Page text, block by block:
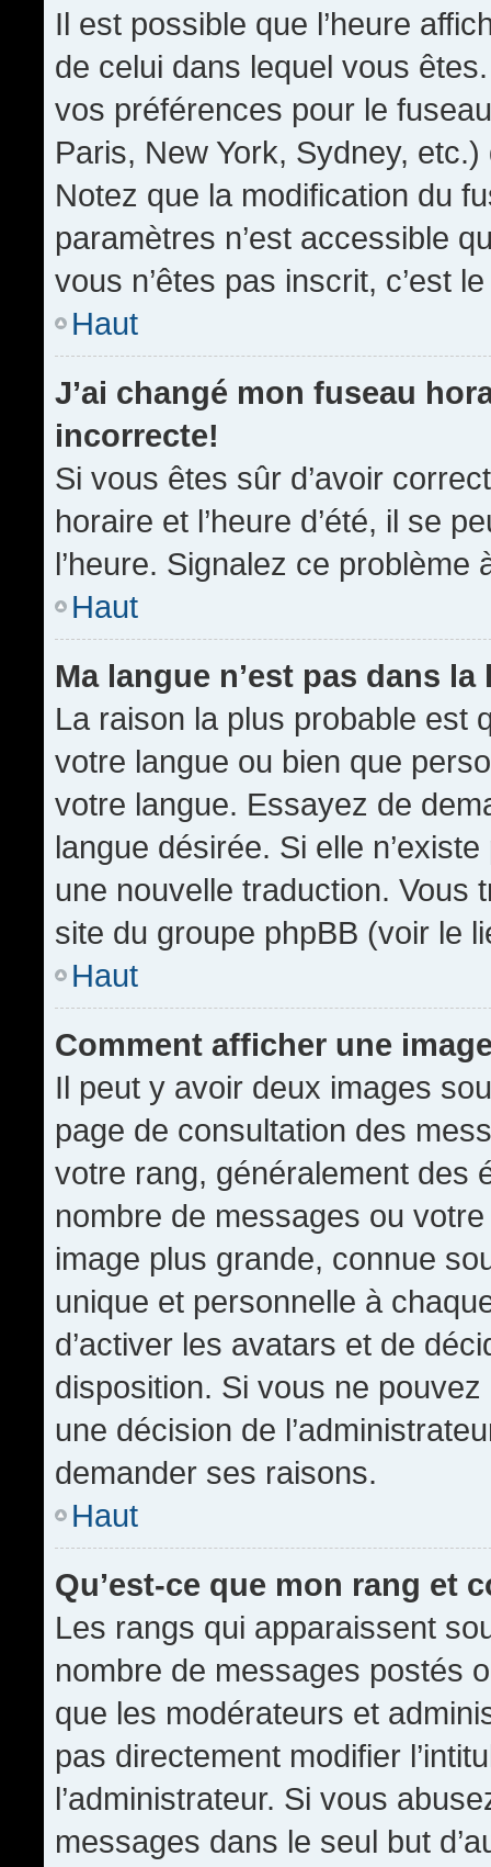
Il est possible que l’heure
de celui dans lequel vous
vos préférences pour le
Paris, New York, Sydney,
Notez que la modification du
paramètres n’est accessible
vous n’êtes pas inscrit, c’est
Haut
J’ai changé mon fuseau
incorrecte!
Si vous êtes sûr d’avoir
horaire et l’heure d’été, il se
l’heure. Signalez ce problème
Haut
Ma langue n’est pas dans la
La raison la plus probable est
votre langue ou bien que
votre langue. Essayez de
langue désirée. Si elle
une nouvelle traduction. Vous
site du groupe phpBB (voir le
Haut
Comment afficher une
Il peut y avoir deux images
page de consultation des
votre rang, généralement des
nombre de messages ou
image plus grande, connue
unique et personnelle à
d’activer les avatars et de
disposition. Si vous ne pouvez
une décision de
demander ses raisons.
Haut
Qu’est-ce que mon rang et
Les rangs qui apparaissent
nombre de messages postés
que les modérateurs et
pas directement modifier
l’administrateur. Si vous
messages dans le seul but